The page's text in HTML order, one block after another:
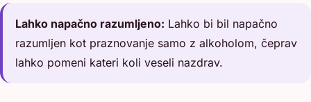
Lahko napačno razumljeno: Lahko bi bil napačno
razumljen kot praznovanje samo z alkoholom, čeprav
lahko pomeni kateri koli veseli nazdrav.